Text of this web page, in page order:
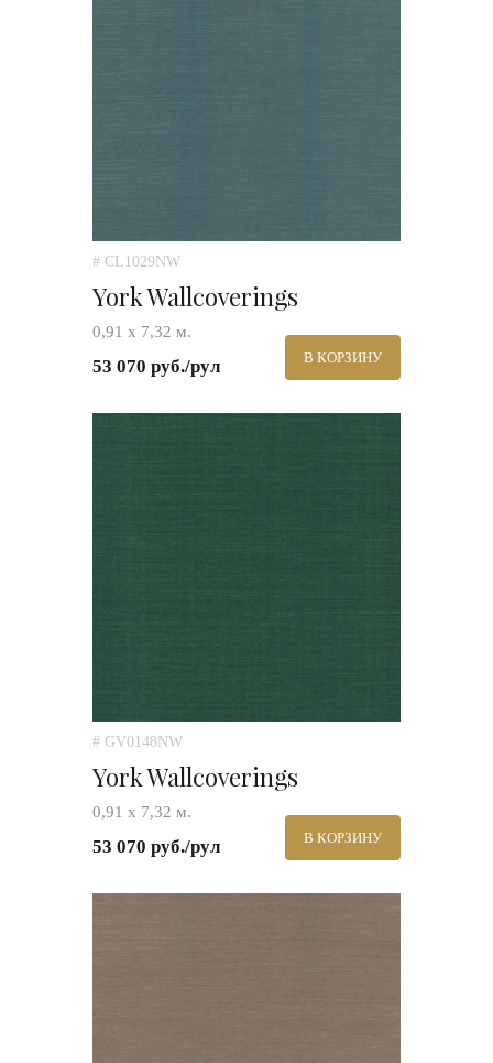
# CL1029NW
York Wallcoverings
0,91 х 7,32 м.
53 070 руб./рул В КОРЗИНУ
# GV0148NW
York Wallcoverings
0,91 х 7,32 м.
53 070 руб./рул В КОРЗИНУ